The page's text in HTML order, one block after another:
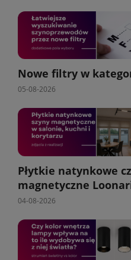
Nowe filtry w
05-08-2026
Płytkie natynkowe
magnetyczne
04-08-2026